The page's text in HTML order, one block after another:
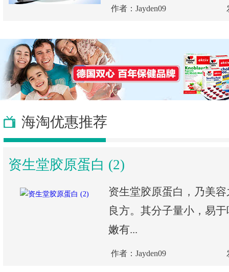
作者：Jayden09
海淘优惠推荐
资生堂胶原蛋白 (2)
资生堂胶原蛋白，乃美
良方。其分子量小，易
嫩有...
作者：Jayden09